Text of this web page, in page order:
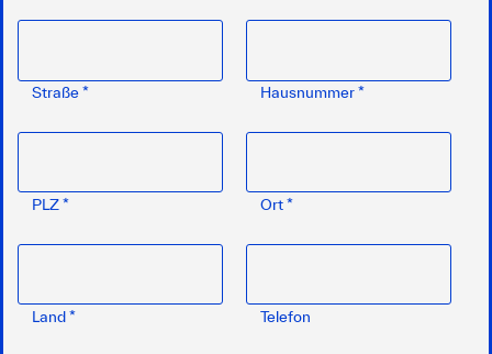
Straße* Hausnummer*
PLZ* Ort*
Land* Telefon